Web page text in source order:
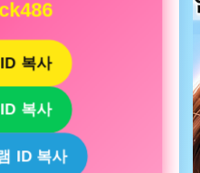
복사
복사
ID 복사